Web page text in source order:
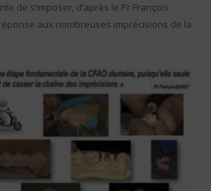
de s’imposer, d’après le Pr François
aux nombreuses imprécisions de la